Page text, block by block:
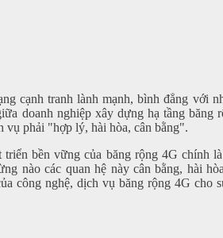
cạnh tranh lành mạnh, bình đẳng với
doanh nghiệp xây dựng hạ tầng băng
phải "hợp lý, hài hòa, cân bằng".
bền vững của băng rộng 4G chính
nào các quan hệ này cân bằng, hài
công nghệ, dịch vụ băng rộng 4G cho